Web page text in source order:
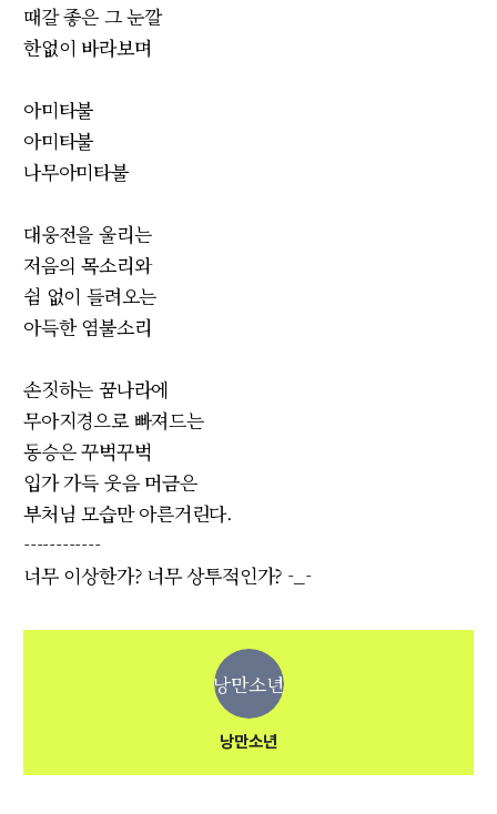
때갈 좋은 그 눈깔
한없이 바라보며
아미타불
아미타불
나무아미타불
대웅전을 울리는
저음의 목소리와
쉼 없이 들려오는
아득한 염불소리
손짓하는 꿈나라에
무아지경으로 빠져드는
동승은 꾸벅꾸벅
입가 가득 웃음 머금은
부처님 모습만 아른거린다.
------------
너무 이상한가? 너무 상투적인가? -_-
낭만소년
낭만소년